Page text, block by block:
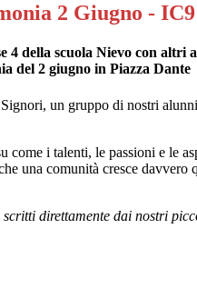
2 Giugno -
4 della scuola Nievo con
del 2 giugno in Piazza Dante
un gruppo di nostri
come i talenti, le passioni e le
una comunità cresce
direttamente dai nostri